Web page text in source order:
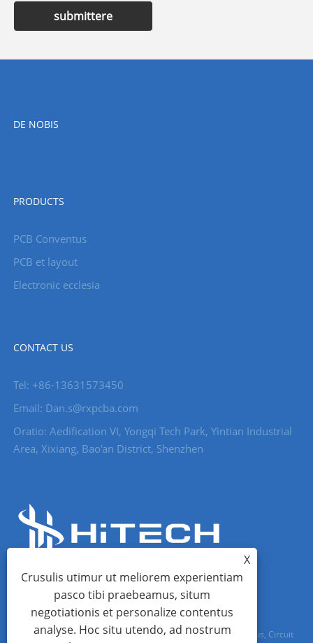
submittere
DE NOBIS
PRODUCTS
PCB Conventus
PCB et layout
Electronic ecclesia
CONTACT US
Tel: +86-13631573450
Email: Dan.s@rxpcba.com
Oratio: Aedification VI, Yongqi Tech Park, Yintian Industrial
Area, Xixiang, Bao'an District, Shenzhen
Copyright © MMXXIII Shenzhen Hi Tech Co., Ltd. - PCB Conventus, Circuit
X
Crusulis utimur ut meliorem experientiam
pasco tibi praebeamus, situm
negotiationis et personalize contentus
analyse. Hoc situ utendo, ad nostrum